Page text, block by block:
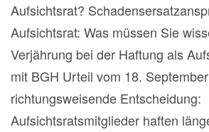
Aufsichtsrat?
Aufsichtsrat: Was müssen Sie
Verjährung bei der Haftung als
mit BGH Urteil vom 18.
richtungsweisende Entscheidung:
Aufsichtsratsmitglieder haften